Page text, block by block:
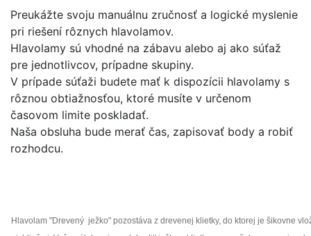
Preukážte svoju manuálnu zručnosť a logické myslenie
pri riešení rôznych hlavolamov.
Hlavolamy sú vhodné na zábavu alebo aj ako súťaž
pre jednotlivcov, prípadne skupiny.
V prípade súťaži budete mať k dispozícii hlavolamy s
rôznou obtiažnosťou, ktoré musíte v určenom
časovom limite poskladať.
Naša obsluha bude merať čas, zapisovať body a robiť
rozhodcu.
Hlavolam "Drevený ježko" pozostáva z drevenej klietky, do ktorej je šikovne